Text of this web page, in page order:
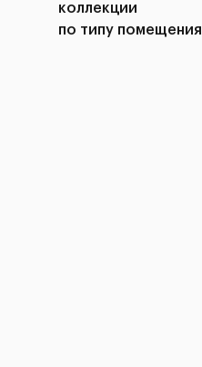
коллекции
по типу помещения